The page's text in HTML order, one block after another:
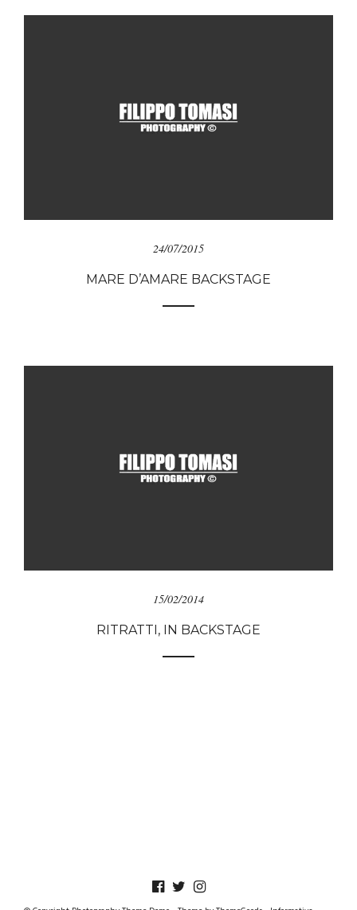
24/07/2015
MARE D’AMARE BACKSTAGE
15/02/2014
RITRATTI, IN BACKSTAGE